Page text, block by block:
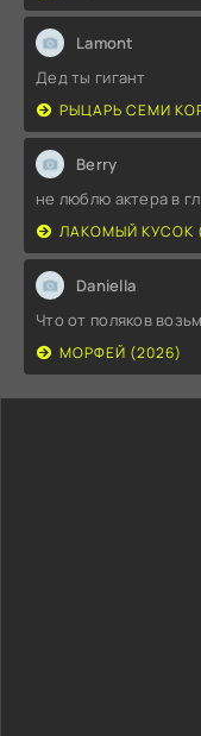
Lamont
Дед ты гигант
РЫЦАРЬ СЕМИ
Berry
не люблю актера в
ЛАКОМЫЙ КУСОК
Daniella
Что от поляков
МОРФЕЙ (2026)